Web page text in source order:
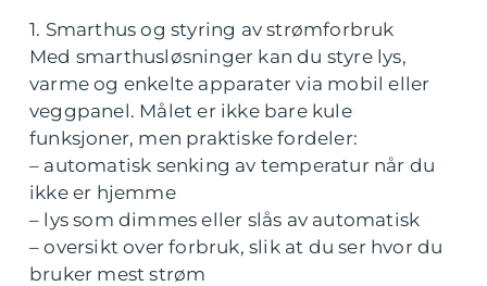
1. Smarthus og styring av strømforbruk
Med smarthusløsninger kan du styre lys,
varme og enkelte apparater via mobil eller
veggpanel. Målet er ikke bare kule
funksjoner, men praktiske fordeler:
– automatisk senking av temperatur når du
ikke er hjemme
– lys som dimmes eller slås av automatisk
– oversikt over forbruk, slik at du ser hvor du
bruker mest strøm